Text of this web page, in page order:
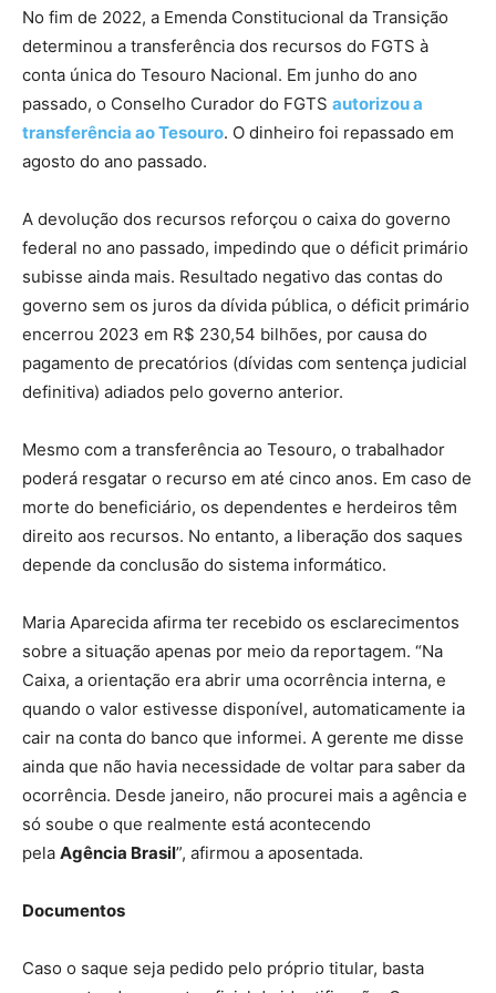
No fim de 2022, a Emenda Constitucional da Transição
determinou a transferência dos recursos do FGTS à
conta única do Tesouro Nacional. Em junho do ano
passado, o Conselho Curador do FGTS autorizou a
transferência ao Tesouro. O dinheiro foi repassado em
agosto do ano passado.
A devolução dos recursos reforçou o caixa do governo
federal no ano passado, impedindo que o déficit primário
subisse ainda mais. Resultado negativo das contas do
governo sem os juros da dívida pública, o déficit primário
encerrou 2023 em R$ 230,54 bilhões, por causa do
pagamento de precatórios (dívidas com sentença judicial
definitiva) adiados pelo governo anterior.
Mesmo com a transferência ao Tesouro, o trabalhador
poderá resgatar o recurso em até cinco anos. Em caso de
morte do beneficiário, os dependentes e herdeiros têm
direito aos recursos. No entanto, a liberação dos saques
depende da conclusão do sistema informático.
Maria Aparecida afirma ter recebido os esclarecimentos
sobre a situação apenas por meio da reportagem. “Na
Caixa, a orientação era abrir uma ocorrência interna, e
quando o valor estivesse disponível, automaticamente ia
cair na conta do banco que informei. A gerente me disse
ainda que não havia necessidade de voltar para saber da
ocorrência. Desde janeiro, não procurei mais a agência e
só soube o que realmente está acontecendo
pela Agência Brasil”, afirmou a aposentada.
Documentos
Caso o saque seja pedido pelo próprio titular, basta